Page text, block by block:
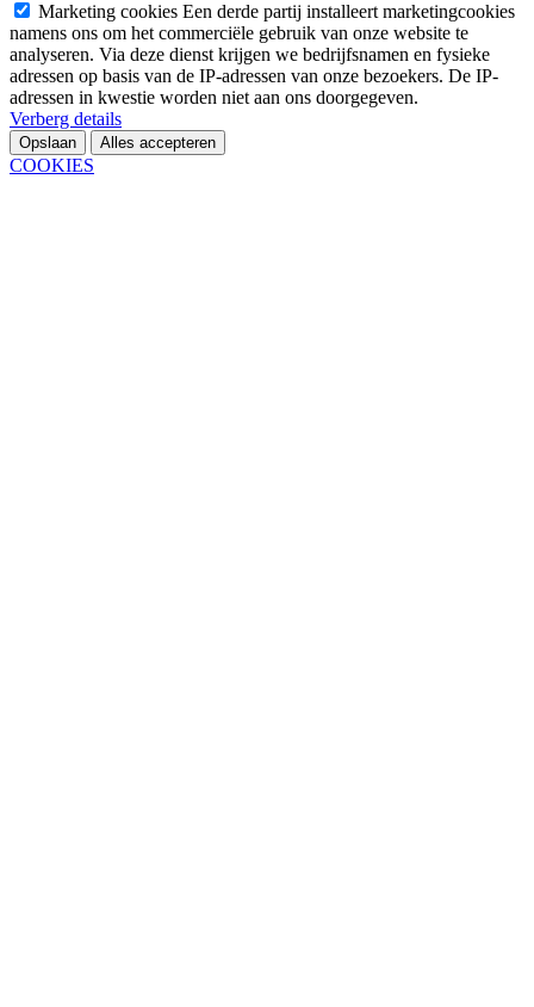
Marketing cookies Een derde partij installeert marketingcookies
namens ons om het commerciële gebruik van onze website te
analyseren. Via deze dienst krijgen we bedrijfsnamen en fysieke
adressen op basis van de IP-adressen van onze bezoekers. De IP-
adressen in kwestie worden niet aan ons doorgegeven.
Verberg details
Opslaan Alles accepteren
COOKIES